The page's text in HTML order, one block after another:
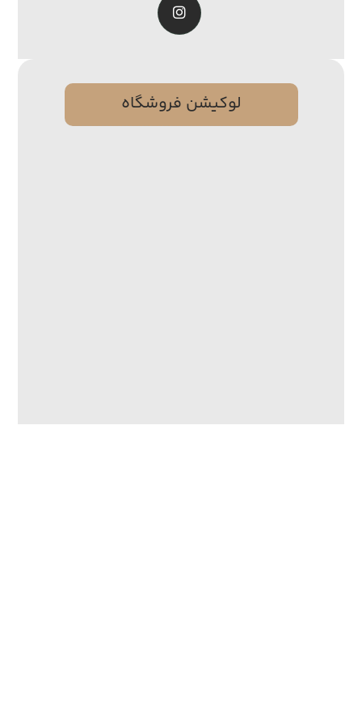
لوکیشن فروشگاه